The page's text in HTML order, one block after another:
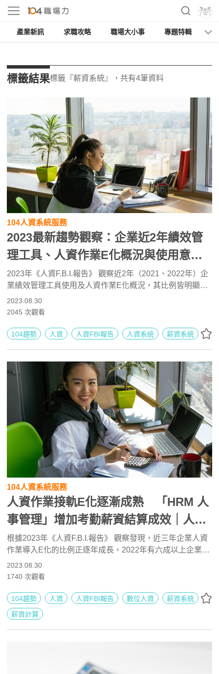
產業新訊 求職攻略 職場大小事 專題特輯
標籤結果標籤『薪資系統』，共有4筆資料
104人資系統服務
2023最新趨勢觀察：企業近2年績效管
理工具、人資作業E化概況與使用意願
｜人資F.B.I.報告
2023年《人資F.B.I.報告》 觀察近2年（2021、2022年）企
業績效管理工具使用及人資作業E化概況，其比例皆明顯增
加，而2023年主要想使用的工具仍以績效考核表及關鍵績效
指標（KPI）為主，過半數企業表示會想將人資作業與E化
多。
2023.08.30
2045 次觀看
104趨勢 人資 人資FBI報告 人資系統 薪資系統
104人資系統服務
人資作業接軌E化逐漸成熟 「HRM 人
事管理」增加考勤薪資結算成效｜人資
F.B.I.報告
根據2023年《人資F.B.I.報告》 觀察發現，近三年企業人資
作業導入E化的比例正逐年成長，2022年有六成以上企業已
有使用，以「員工出缺勤及請假作業」為主。「HRM人事
管理」導入E化後考勤薪資所花費時間均有顯著減少，效益
2023.08.30
1740 次觀看
104趨勢 人資 人資FBI報告 數位人資
薪資系統
薪資計算